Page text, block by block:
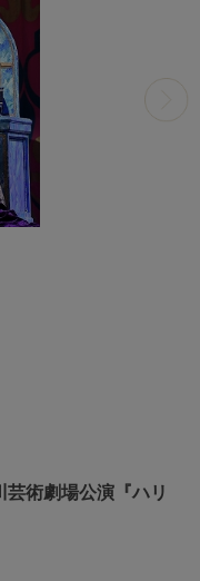
術劇場公演『ハリ